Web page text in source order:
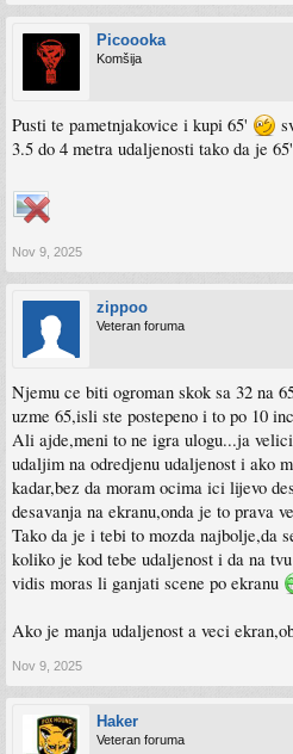
Picoooka
Komšija
Pusti te pametnjakovice i kupi 65'
3.5 do 4 metra udaljenosti tako da je
Nov 9, 2025
zippoo
Veteran foruma
Njemu ce biti ogroman skok sa 32 na
uzme 65,isli ste postepeno i to po 10
Ali ajde,meni to ne igra ulogu...ja
udaljim na odredjenu udaljenost i ako
kadar,bez da moram ocima ici lijevo
desavanja na ekranu,onda je to prava
Tako da je i tebi to mozda najbolje,da
koliko je kod tebe udaljenost i da na
vidis moras li ganjati scene po ekranu
Ako je manja udaljenost a veci
Nov 9, 2025
Haker
Veteran foruma